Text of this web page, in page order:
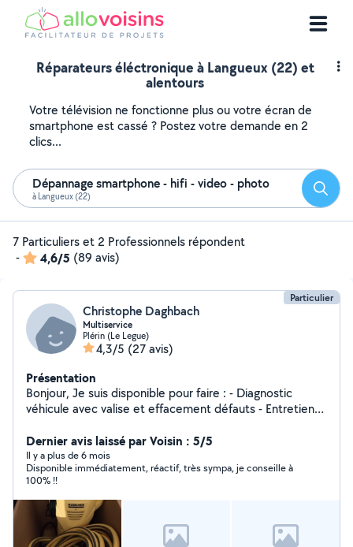
Réparateurs éléctronique à Langueux (22) et
alentours
Votre télévision ne fonctionne plus ou votre écran de
smartphone est cassé ? Postez votre demande en 2
clics...
Dépannage smartphone - hifi - video - photo
à Langueux (22)
7 Particuliers et 2 Professionnels répondent
-
4,6/5 (89 avis)
Particulier
Christophe Daghbach
Multiservice
Plérin (Le Legue)
4,3/5 (27 avis)
Présentation
Bonjour, Je suis disponible pour faire : - Diagnostic
véhicule avec valise et effacement défauts - Entretien
Nettoyage karcher - Du bricolage - Nettoyage -
Réparation téléphone
Dernier avis laissé par Voisin : 5/5
Il y a plus de 6 mois
Disponible immédiatement, réactif, très sympa, je conseille à
100% !!